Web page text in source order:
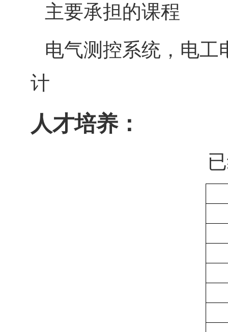
主要承担的课程
电气测控系统，电工
计
人才培养：